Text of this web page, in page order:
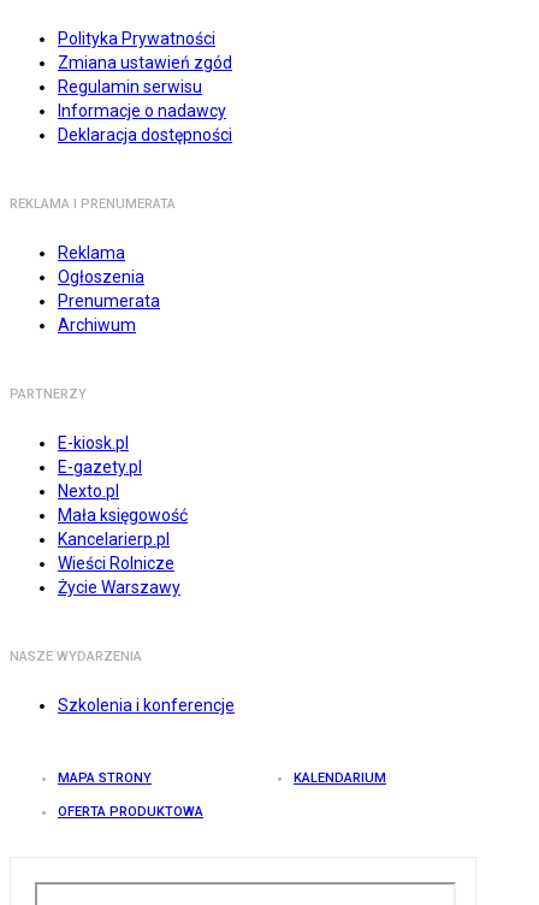
Polityka Prywatności
Zmiana ustawień zgód
Regulamin serwisu
Informacje o nadawcy
Deklaracja dostępności
REKLAMA I PRENUMERATA
Reklama
Ogłoszenia
Prenumerata
Archiwum
PARTNERZY
E-kiosk.pl
E-gazety.pl
Nexto.pl
Mała księgowość
Kancelarierp.pl
Wieści Rolnicze
Życie Warszawy
NASZE WYDARZENIA
Szkolenia i konferencje
MAPA STRONY KALENDARIUM
OFERTA PRODUKTOWA